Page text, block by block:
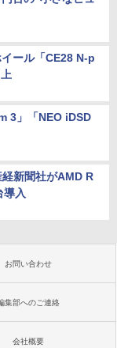
ール「CE28 N-p
3」「NEO iDSD
新聞社がAMD R
入
お問い合わせ
集部へのご連絡
会社概要